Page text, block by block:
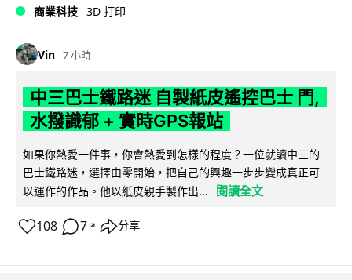
商業科技 3D 打印
Vin 7 小時
中三巴士鐵路迷 自製紙皮遙控巴士 門,
水撥識郁 + 實時GPS報站
如果你熱愛一件事，你會熱愛到怎樣的程度？一位就讀中三的
巴士鐵路迷，選擇由零開始，把自己的興趣一步步變成真正可
以運作的作品。他以紙皮親手製作出...
閱讀全文
108 7 ↗ 分享